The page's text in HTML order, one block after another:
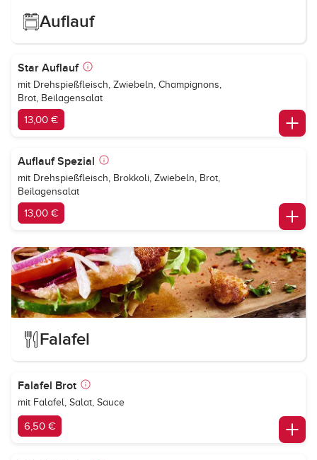
Auflauf
Star Auflauf
mit Drehspießfleisch, Zwiebeln, Champignons,
Brot, Beilagensalat
13,00 €
Auflauf Spezial
mit Drehspießfleisch, Brokkoli, Zwiebeln, Brot,
Beilagensalat
13,00 €
Falafel
Falafel Brot
mit Falafel, Salat, Sauce
6,50 €